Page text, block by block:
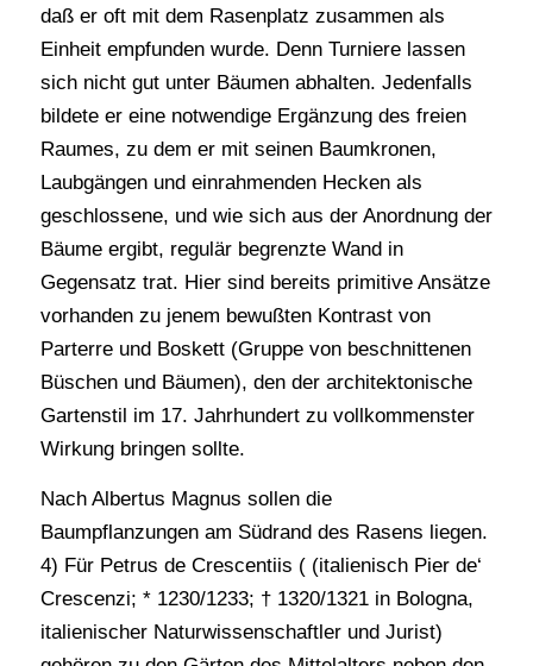
daß er oft mit dem Rasenplatz zusammen als
Einheit empfunden wurde. Denn Turniere lassen
sich nicht gut unter Bäumen abhalten. Jedenfalls
bildete er eine notwendige Ergänzung des freien
Raumes, zu dem er mit seinen Baumkronen,
Laubgängen und einrahmenden Hecken als
geschlossene, und wie sich aus der Anordnung der
Bäume ergibt, regulär begrenzte Wand in
Gegensatz trat. Hier sind bereits primitive Ansätze
vorhanden zu jenem bewußten Kontrast von
Parterre und Boskett (Gruppe von beschnittenen
Büschen und Bäumen), den der architektonische
Gartenstil im 17. Jahrhundert zu vollkommenster
Wirkung bringen sollte.
Nach Albertus Magnus sollen die
Baumpflanzungen am Südrand des Rasens liegen.
4) Für Petrus de Crescentiis ( (italienisch Pier de‘
Crescenzi; * 1230/1233; † 1320/1321 in Bologna,
italienischer Naturwissenschaftler und Jurist)